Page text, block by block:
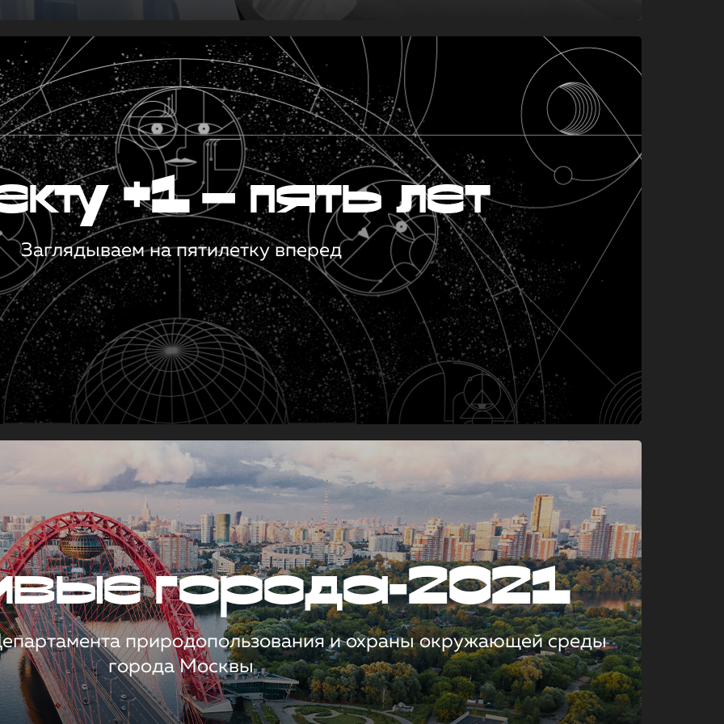
+1 — пять лет
Заглядываем на пятилетку вперед
города-2021
природопользования и охраны окружающей среды
города Москвы